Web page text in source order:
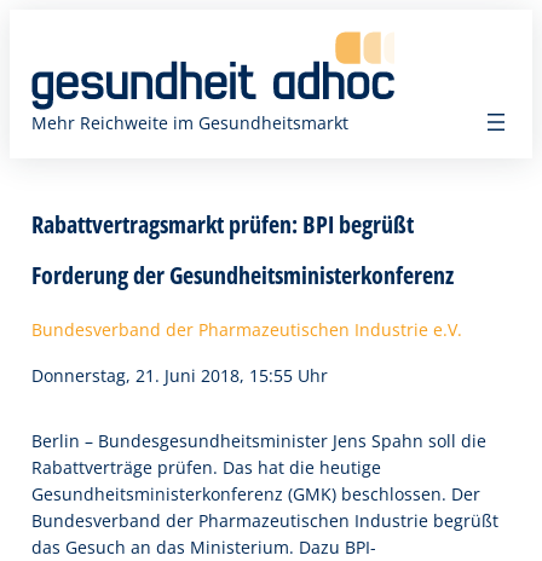
springen
Mehr Reichweite im Gesundheitsmarkt
Rabattvertragsmarkt prüfen: BPI begrüßt
Forderung der Gesundheitsministerkonferenz
Bundesverband der Pharmazeutischen Industrie e.V.
Donnerstag, 21. Juni 2018, 15:55 Uhr
Berlin – Bundesgesundheitsminister Jens Spahn soll die
Rabattverträge prüfen. Das hat die heutige
Gesundheitsministerkonferenz (GMK) beschlossen. Der
Bundesverband der Pharmazeutischen Industrie begrüßt
das Gesuch an das Ministerium. Dazu BPI-